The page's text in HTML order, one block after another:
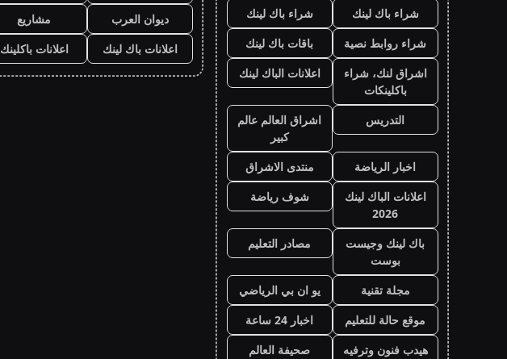
شراء باك لينك
شراء باك لينك
شراء روابط نصية
باقات باك لينك
اشراق لنك، شراء
باكلينكات
اعلانات الباك لينك
التدريس
اشراق العالم عالم
كبير
اخبار الرياضة
منتدى الاشراق
اعلانات الباك لينك
2026
شوف رياضة
باك لينك وجيست
بوست
مصادر التعليم
مجلة تقنية
يو ان بي الرياضي
موقع حالة للتعليم
اخبار 24 ساعة
هيدب فنون وترفيه
صحيفة العالم
ديوان العرب
مشاريع
اعلانات باك لينك
اعلانات باكلينك